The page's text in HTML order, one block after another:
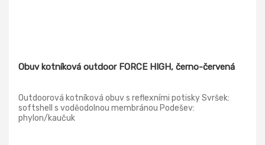
Obuv kotníková outdoor FORCE HIGH, černo-červená
Outdoorová kotníková obuv s reflexními potisky Svršek:
softshell s voděodolnou membránou Podešev:
phylon/kaučuk